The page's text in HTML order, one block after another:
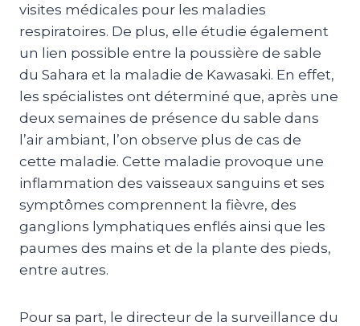
visites médicales pour les maladies
respiratoires. De plus, elle étudie également
un lien possible entre la poussière de sable
du Sahara et la maladie de Kawasaki. En effet,
les spécialistes ont déterminé que, après une
deux semaines de présence du sable dans
l’air ambiant, l’on observe plus de cas de
cette maladie. Cette maladie provoque une
inflammation des vaisseaux sanguins et ses
symptômes comprennent la fièvre, des
ganglions lymphatiques enflés ainsi que les
paumes des mains et de la plante des pieds,
entre autres.
Pour sa part, le directeur de la surveillance du